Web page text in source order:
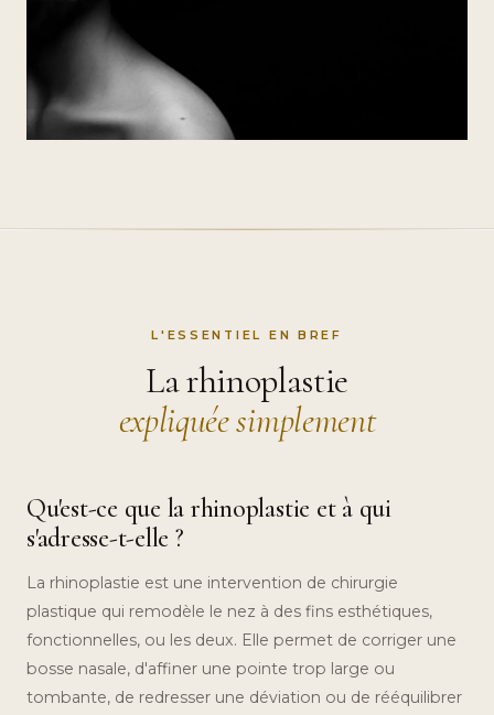
L'ESSENTIEL EN BREF
La rhinoplastie
expliquée simplement
Qu'est-ce que la rhinoplastie et à qui
s'adresse-t-elle ?
La rhinoplastie est une intervention de chirurgie
plastique qui remodèle le nez à des fins esthétiques,
fonctionnelles, ou les deux. Elle permet de corriger une
bosse nasale, d'affiner une pointe trop large ou
tombante, de redresser une déviation ou de rééquilibrer